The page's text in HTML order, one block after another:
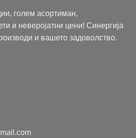
голем асортиман,
и неверојатни цени! Синергија
и вашето задоволство.